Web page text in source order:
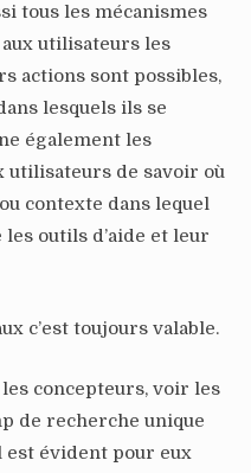
tous les mécanismes
utilisateurs les
actions sont possibles,
lesquels ils se
également les
de savoir où
contexte dans lequel
outils d’aide et leur
c’est toujours valable.
les concepteurs, voir les
de recherche unique
est évident pour eux